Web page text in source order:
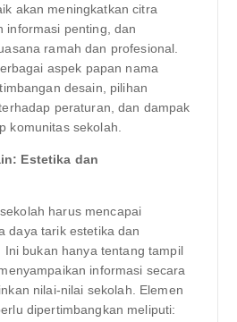
akan meningkatkan citra
informasi penting, dan
ramah dan profesional.
aspek papan nama
desain, pilihan
peraturan, dan dampak
komunitas sekolah.
Estetika dan
harus mencapai
daya tarik estetika dan
Ini bukan hanya tentang tampil
informasi secara
nilai-nilai sekolah. Elemen
dipertimbangkan meliputi: